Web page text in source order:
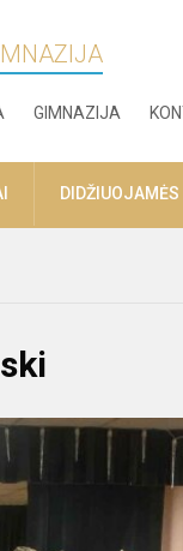
GIMNAZIJA
DIDŽIUOJAMĖS